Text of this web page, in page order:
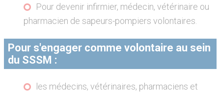
Pour devenir infirmier, médecin, vétérinaire ou
pharmacien de sapeurs-pompiers volontaires.
Pour s'engager comme volontaire au sein
du SSSM :
les médecins, vétérinaires, pharmaciens et